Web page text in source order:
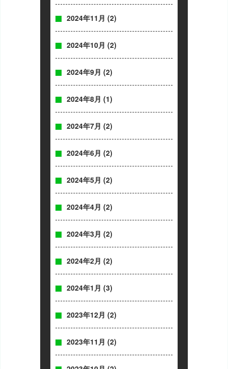
2024年11月 (2)
2024年10月 (2)
2024年9月 (2)
2024年8月 (1)
2024年7月 (2)
2024年6月 (2)
2024年5月 (2)
2024年4月 (2)
2024年3月 (2)
2024年2月 (2)
2024年1月 (3)
2023年12月 (2)
2023年11月 (2)